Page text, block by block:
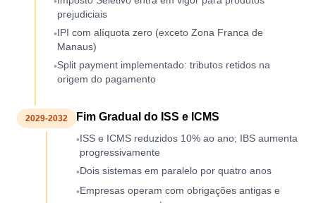
prejudiciais
•IPI com alíquota zero (exceto Zona Franca de
Manaus)
•Split payment implementado: tributos retidos na
origem do pagamento
2029-2032 Fim Gradual do ISS e ICMS
•ISS e ICMS reduzidos 10% ao ano; IBS aumenta
progressivamente
•Dois sistemas em paralelo por quatro anos
•Empresas operam com obrigações antigas e